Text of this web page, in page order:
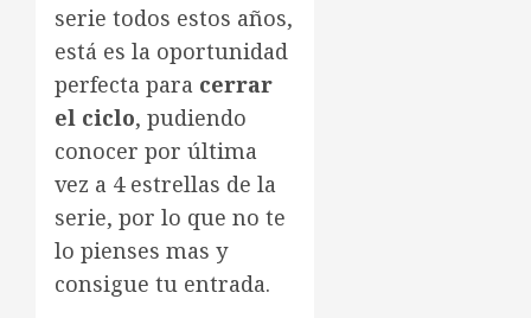
serie todos estos años,
está es la oportunidad
perfecta para cerrar
el ciclo, pudiendo
conocer por última
vez a 4 estrellas de la
serie, por lo que no te
lo pienses mas y
consigue tu entrada.